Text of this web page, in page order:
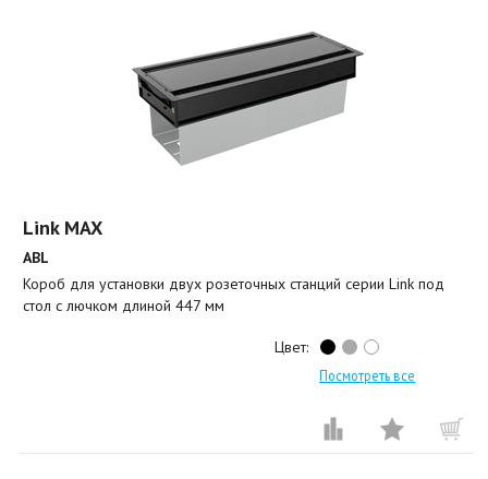
Link MAX
ABL
Короб для установки двух розеточных станций серии Link под
стол с лючком длиной 447 мм
Цвет:
Посмотреть все